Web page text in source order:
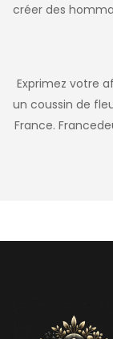
créer des
Exprimez votre
un coussin de
France.